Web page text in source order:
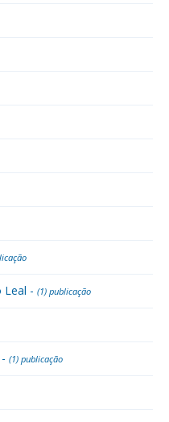
Leal - (1) publicação
(1) publicação